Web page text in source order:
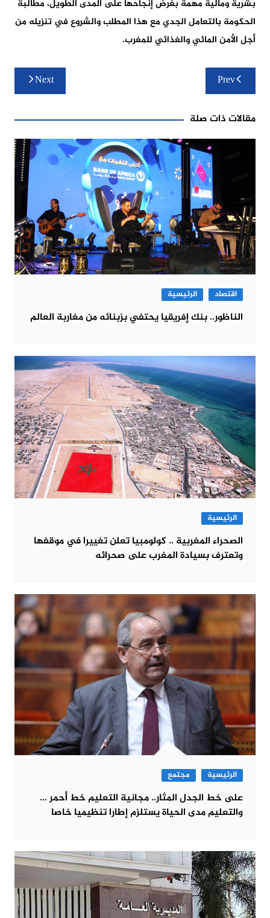
بشرية ومالية مهمة بغرض إنجاحها على المدى الطويل، مطالبة
الحكومة بالتعامل الجدي مع هذا المطلب والشروع في تنزيله من
أجل الأمن المائي والغذائي للمغرب.
تصفّح
المقالات
Prev
Next
مقالات ذات صلة
اقتصاد الرئيسية
الناظور.. بنك إفريقيا يحتفي بزبنائه من مغاربة العالم
الرئيسية
الصحراء المغربية .. كولومبيا تعلن تغييرا في موقفها
وتعترف بسيادة المغرب على صحرائه
الرئيسية مجتمع
على خط الجدل المثار.. مجانية التعليم خط أحمر …
والتعليم مدى الحياة يستلزم إطارا تنظيميا خاصا